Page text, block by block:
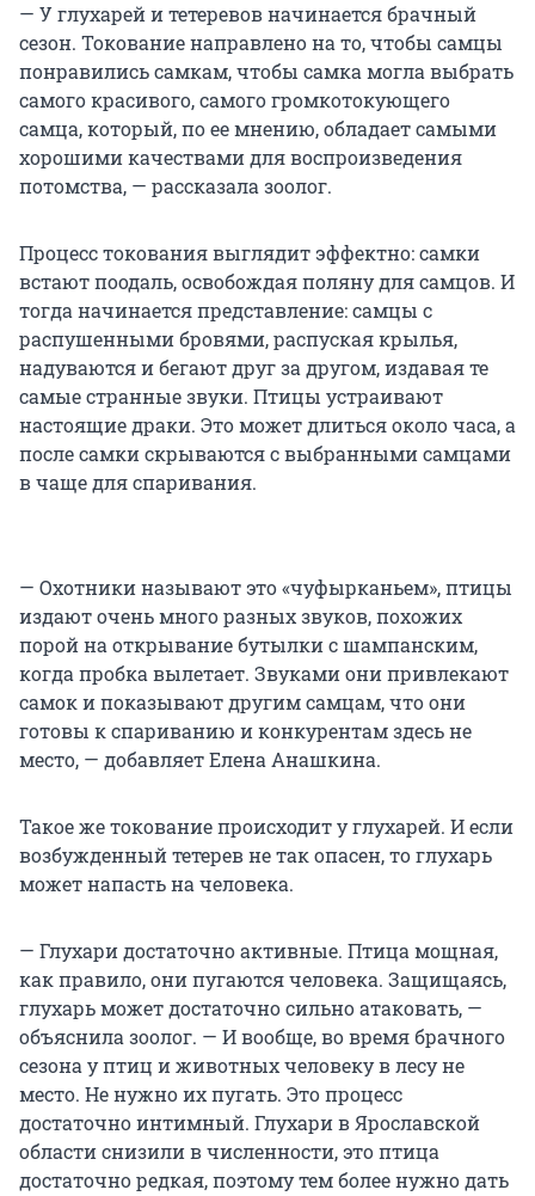
— У глухарей и тетеревов начинается брачный
сезон. Токование направлено на то, чтобы самцы
понравились самкам, чтобы самка могла выбрать
самого красивого, самого громкотокующего
самца, который, по ее мнению, обладает самыми
хорошими качествами для воспроизведения
потомства, — рассказала зоолог.
Процесс токования выглядит эффектно: самки
встают поодаль, освобождая поляну для самцов. И
тогда начинается представление: самцы с
распушенными бровями, распуская крылья,
надуваются и бегают друг за другом, издавая те
самые странные звуки. Птицы устраивают
настоящие драки. Это может длиться около часа, а
после самки скрываются с выбранными самцами
в чаще для спаривания.
— Охотники называют это «чуфырканьем», птицы
издают очень много разных звуков, похожих
порой на открывание бутылки с шампанским,
когда пробка вылетает. Звуками они привлекают
самок и показывают другим самцам, что они
готовы к спариванию и конкурентам здесь не
место, — добавляет Елена Анашкина.
Такое же токование происходит у глухарей. И если
возбужденный тетерев не так опасен, то глухарь
может напасть на человека.
— Глухари достаточно активные. Птица мощная,
как правило, они пугаются человека. Защищаясь,
глухарь может достаточно сильно атаковать, —
объяснила зоолог. — И вообще, во время брачного
сезона у птиц и животных человеку в лесу не
место. Не нужно их пугать. Это процесс
достаточно интимный. Глухари в Ярославской
области снизили в численности, это птица
достаточно редкая, поэтому тем более нужно дать